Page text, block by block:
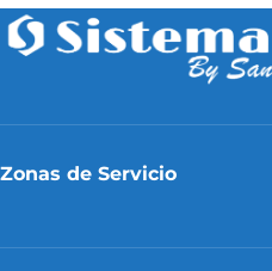
Zonas de Servicio